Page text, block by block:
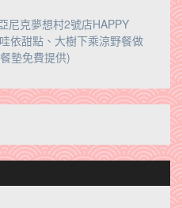
尼克夢想村2號店HAPPY
依甜點、大樹下乘涼野餐做
墊免費提供)